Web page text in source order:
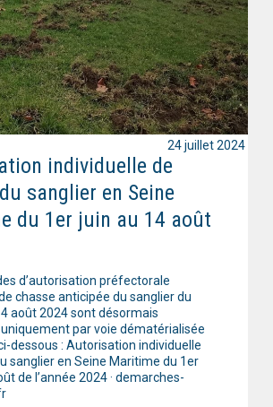
individuelle de
sanglier en Seine
du 1er juin au 14 août
d’autorisation préfectorale
chasse anticipée du sanglier du
août 2024 sont désormais
par voie dématérialisée
dessous : Autorisation individuelle
sanglier en Seine Maritime du 1er
de l’année 2024 · demarches-
24 juillet 2024